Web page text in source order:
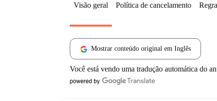
Visão geral Política de cancelamento
Mostrar conteúdo original em Inglês
Você está vendo uma tradução automática do